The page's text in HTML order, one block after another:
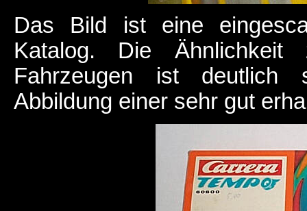
Das Bild ist eine
Katalog. Die
Fahrzeugen ist deutlich
Abbildung einer sehr gut